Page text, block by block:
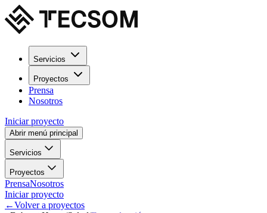
Servicios
Proyectos
Prensa
Nosotros
Iniciar proyecto
Abrir menú principal
Servicios
Proyectos
PrensaNosotros
Iniciar proyecto
←Volver a proyectos